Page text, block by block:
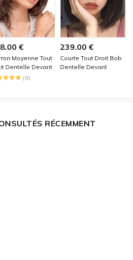
€
Moyenne Tout
Dentelle Devant
Cheveux
(8)
239.00 €
Courte Tout Droit Bob
Dentelle Devant
RÉCEMMENT